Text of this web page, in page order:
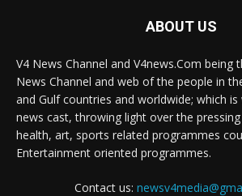
ABOUT US
V4 News Channel and V4news.Com being
News Channel and web of the people in
and Gulf countries and worldwide; which
news cast, throwing light over the
health, art, sports related programmes
Entertainment oriented programmes.
Contact us: